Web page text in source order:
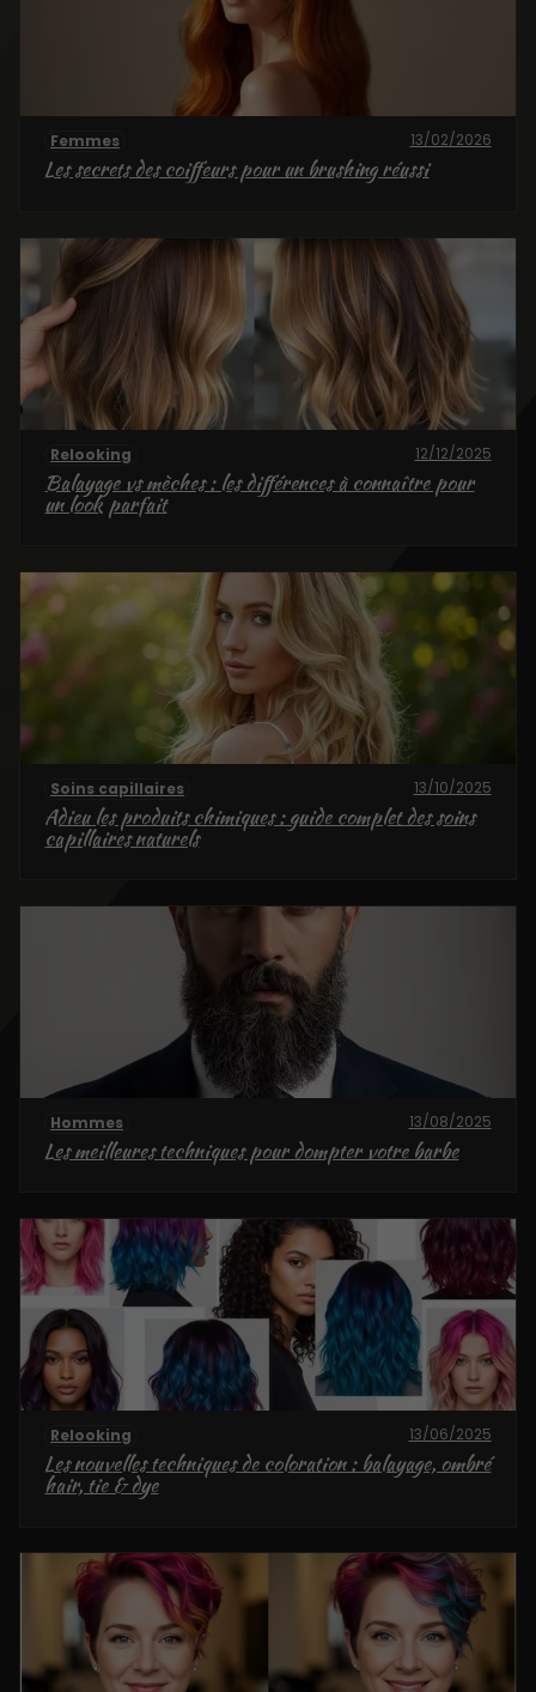
Femmes 13/02/2026
Les secrets des coiffeurs pour un brushing réussi
Relooking 12/12/2025
Balayage vs mèches : les différences à connaître pour
un look parfait
Soins capillaires 13/10/2025
Adieu les produits chimiques : guide complet des soins
capillaires naturels
Hommes 13/08/2025
Les meilleures techniques pour dompter votre barbe
Relooking 13/06/2025
Les nouvelles techniques de coloration : balayage, ombré
hair, tie & dye